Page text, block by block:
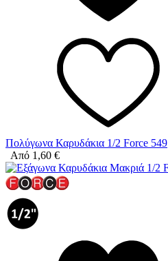
Πολύγωνα Καρυδάκια 1/2 Force 549
Από 1,60 €